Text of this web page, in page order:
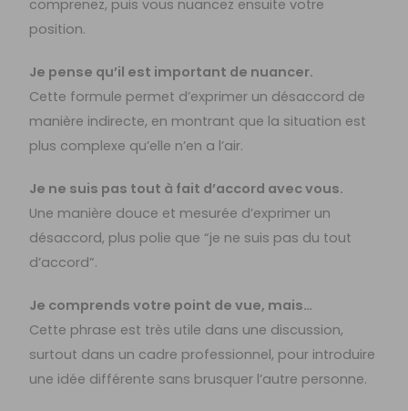
comprenez, puis vous nuancez ensuite votre
position.
Je pense qu’il est important de nuancer.
Cette formule permet d’exprimer un désaccord de
manière indirecte, en montrant que la situation est
plus complexe qu’elle n’en a l’air.
Je ne suis pas tout à fait d’accord avec vous.
Une manière douce et mesurée d’exprimer un
désaccord, plus polie que “je ne suis pas du tout
d’accord”.
Je comprends votre point de vue, mais…
Cette phrase est très utile dans une discussion,
surtout dans un cadre professionnel, pour introduire
une idée différente sans brusquer l’autre personne.